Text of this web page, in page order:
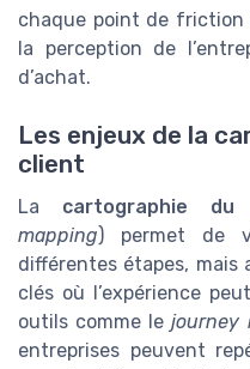
chaque point de friction
la perception de
d’achat.
Les enjeux de la
client
La cartographie
mapping) permet de
différentes étapes, mais
clés où l’expérience
outils comme lejourney
entreprises peuvent